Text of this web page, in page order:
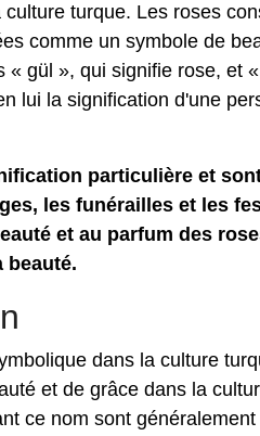
turque. Les roses
comme un symbole de
gül », qui signifie rose, et
lui la signification d'une
particulière et
les funérailles et les
et au parfum des
beauté.
dans la culture
et de grâce dans la
ce nom sont